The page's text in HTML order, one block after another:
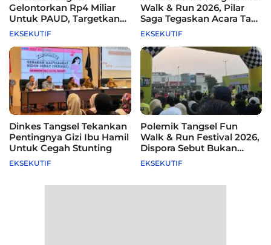
Gelontorkan Rp4 Miliar
Untuk PAUD, Targetkan
115 Sekolah
EKSEKUTIF
Walk & Run 2026, Pilar
Saga Tegaskan Acara Tak
Difasilitasi Pemkot
EKSEKUTIF
Dinkes Tangsel Tekankan
Pentingnya Gizi Ibu Hamil
Untuk Cegah Stunting
EKSEKUTIF
Polemik Tangsel Fun
Walk & Run Festival 2026,
Dispora Sebut Bukan
Agenda Pemkot
EKSEKUTIF